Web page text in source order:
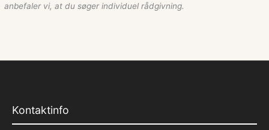
anbefaler vi, at du søger individuel rådgivning.
Kontaktinfo